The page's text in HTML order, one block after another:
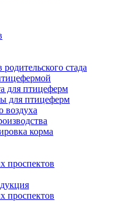
стада
для птицеферм
для птицеферм
воздуха
корма
проспектов
проспектов